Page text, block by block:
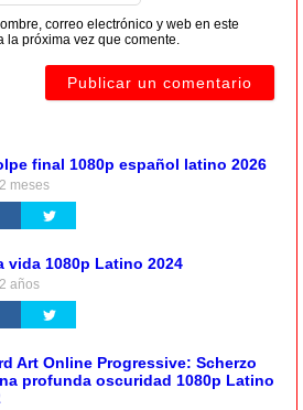
correo electrónico y web en este
la próxima vez que comente.
final 1080p español latino 2026
meses
vida 1080p Latino 2024
años
Art Online Progressive: Scherzo
profunda oscuridad 1080p Latino